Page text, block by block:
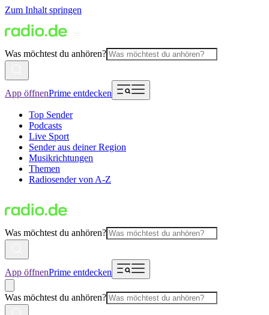
Zum Inhalt springen
Was möchtest du anhören?
App öffnenPrime entdecken
Top Sender
Podcasts
Live Sport
Sender aus deiner Region
Musikrichtungen
Themen
Radiosender von A-Z
Was möchtest du anhören?
App öffnenPrime entdecken
Was möchtest du anhören?